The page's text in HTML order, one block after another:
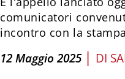
comunicatori
incontro con la
12 Maggio 2025 | DI